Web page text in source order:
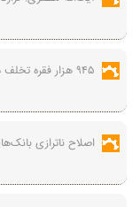
۹۴۵ هزار فقره تخلف موتورسواران در تهران
اصلاح ناترازی